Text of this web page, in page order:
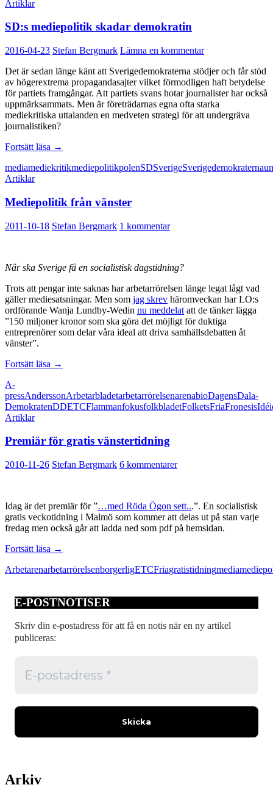
Artiklar
SD:s mediepolitik skadar demokratin
2016-04-23 Stefan Bergmark Lämna en kommentar
Det är sedan länge känt att Sverigedemokraterna stödjer och får stöd
av högerextrema propagandasajter vilket förmodligen haft betydelse
för partiets framgångar. Att partiets svans hotar journalister har också
uppmärksammats. Men är företrädarnas egna ofta starka
mediekritiska uttalanden en medveten strategi för att undergräva
journalistiken?
Fortsätt läsa SD:s
skadar
→
mediamediekritikmediepolitikpolenSDSverigeSverigedemokraterna
Artiklar
Mediepolitik från vänster
2011-10-18 Stefan Bergmark 1 kommentar
När ska Sverige få en socialistisk dagstidning?
Trots att pengar inte saknas har arbetarrörelsen länge legat lågt vad
gäller mediesatsningar. Men som jag skrev häromveckan har LO:s
ordförande Wanja Lundby-Wedin nu meddelat att de tänker lägga
”150 miljoner kronor som ska göra det möjligt för duktiga
entreprenörer som delar våra ideal att driva samhällsdebatten åt
vänster”.
Fortsätt läsa Mediepolitik
→
A-
pressAnderssonArbetarbladetarbetarrörelsenarenabioDagensDala-
DemokratenDDETCFlammanfokusfolkbladetFolketsFriaFronesisIdé
Artiklar
Premiär för gratis vänstertidning
2010-11-26 Stefan Bergmark 6 kommentarer
Idag är det premiär för ”…med Röda Ögon sett...”. En socialistisk
gratis veckotidning i Malmö som kommer att delas ut på stan varje
fredag men också går att ladda ned som pdf på hemsidan.
Fortsätt läsa Premiär
gratis
→
ArbetarenarbetarrörelsenborgerligETCFriagratistidningmedia
E-POSTNOTISER
Skriv din e-postadress för att få en notis när en ny artikel
publiceras:
Arkiv